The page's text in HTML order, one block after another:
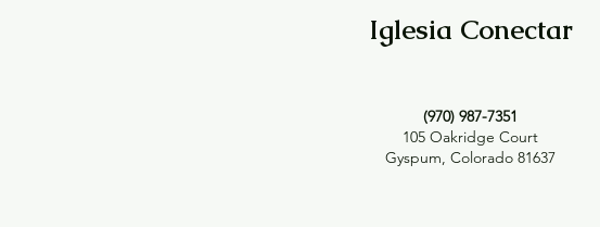
Iglesia Conectar
(970) 987-7351
105 Oakridge Court
Gyspum, Colorado 81637